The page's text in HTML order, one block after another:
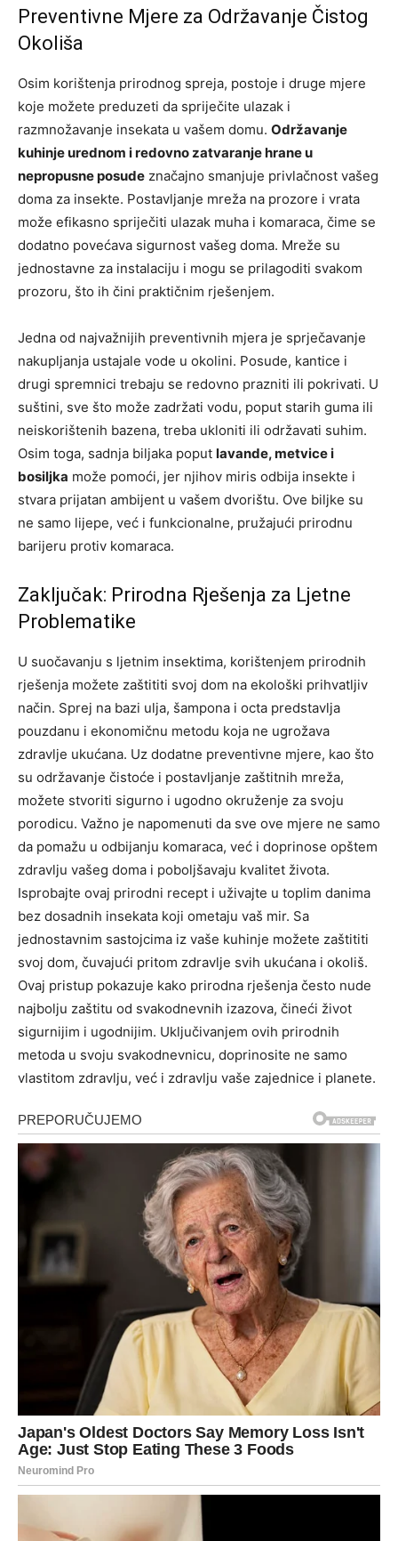
Preventivne Mjere za Održavanje Čistog
Okoliša
Osim korištenja prirodnog spreja, postoje i druge mjere
koje možete preduzeti da spriječite ulazak i
razmnožavanje insekata u vašem domu. Održavanje
kuhinje urednom i redovno zatvaranje hrane u
nepropusne posude značajno smanjuje privlačnost vašeg
doma za insekte. Postavljanje mreža na prozore i vrata
može efikasno spriječiti ulazak muha i komaraca, čime se
dodatno povećava sigurnost vašeg doma. Mreže su
jednostavne za instalaciju i mogu se prilagoditi svakom
prozoru, što ih čini praktičnim rješenjem.
Jedna od najvažnijih preventivnih mjera je sprječavanje
nakupljanja ustajale vode u okolini. Posude, kantice i
drugi spremnici trebaju se redovno prazniti ili pokrivati. U
suštini, sve što može zadržati vodu, poput starih guma ili
neiskorištenih bazena, treba ukloniti ili održavati suhim.
Osim toga, sadnja biljaka poput lavande, metvice i
bosiljka može pomoći, jer njihov miris odbija insekte i
stvara prijatan ambijent u vašem dvorištu. Ove biljke su
ne samo lijepe, već i funkcionalne, pružajući prirodnu
barijeru protiv komaraca.
Zaključak: Prirodna Rješenja za Ljetne
Problematike
U suočavanju s ljetnim insektima, korištenjem prirodnih
rješenja možete zaštititi svoj dom na ekološki prihvatljiv
način. Sprej na bazi ulja, šampona i octa predstavlja
pouzdanu i ekonomičnu metodu koja ne ugrožava
zdravlje ukućana. Uz dodatne preventivne mjere, kao što
su održavanje čistoće i postavljanje zaštitnih mreža,
možete stvoriti sigurno i ugodno okruženje za svoju
porodicu. Važno je napomenuti da sve ove mjere ne samo
da pomažu u odbijanju komaraca, već i doprinose opštem
zdravlju vašeg doma i poboljšavaju kvalitet života.
Isprobajte ovaj prirodni recept i uživajte u toplim danima
bez dosadnih insekata koji ometaju vaš mir. Sa
jednostavnim sastojcima iz vaše kuhinje možete zaštititi
svoj dom, čuvajući pritom zdravlje svih ukućana i okoliš.
Ovaj pristup pokazuje kako prirodna rješenja često nude
najbolju zaštitu od svakodnevnih izazova, čineći život
sigurnijim i ugodnijim. Uključivanjem ovih prirodnih
metoda u svoju svakodnevnicu, doprinosite ne samo
vlastitom zdravlju, već i zdravlju vaše zajednice i planete.